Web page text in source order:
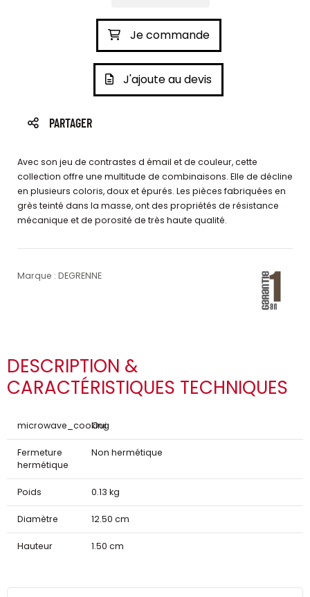
Je commande
J'ajoute au devis
PARTAGER
Avec son jeu de contrastes d émail et de couleur, cette
collection offre une multitude de combinaisons. Elle de décline
en plusieurs coloris, doux et épurés. Les pièces fabriquées en
grès teinté dans la masse, ont des propriétés de résistance
mécanique et de porosité de très haute qualité.
Marque : DEGRENNE
DESCRIPTION &
CARACTÉRISTIQUES TECHNIQUES
microwave_cooking
Oui
Fermeture
hermétique
Non hermétique
Poids 0.13 kg
Diamètre 12.50 cm
Hauteur 1.50 cm